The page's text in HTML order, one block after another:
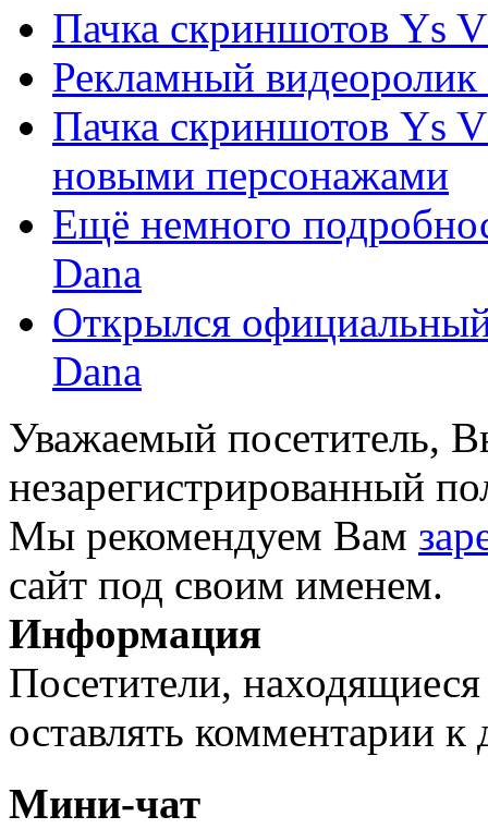
Пачка скриншотов Ys
Рекламный
Пачка скриншотов Ys
новыми персонажами
Ещё немного
Dana
Открылся
Dana
Уважаемый посетитель,
незарегистрированный
Мы рекомендуем Вам
сайт под своим именем.
Информация
Посетители,
оставлять комментарии
Мини-чат